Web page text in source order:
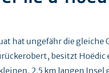
hat ungefähr die gleiche
besitzt Hoëdic
2,5 km langen Insel